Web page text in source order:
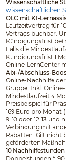
Wissenschaftliche
wissenschaftlichen
OLC mit KI-
Laufzeitvertrag für
Vertrags buchbar.
Kündigungsfrist
Falls die
Kündigungsfrist 1
Online-LernCenter
Abi-/Abschluss-
Online-Nachhilfe
Gruppe. Inkl.
Mindestlaufzeit 4
Preisbeispiel für
169 Euro pro Monat
9-10 oder 12-13 und
Verbindung mit
Rabatten. Gilt nicht
geförderten
10
Doppelstunden à